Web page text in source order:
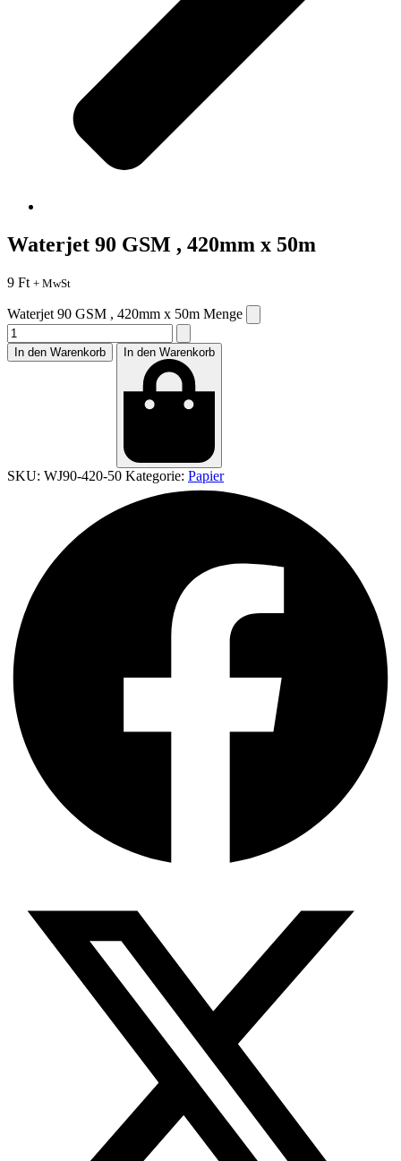
Waterjet 90 GSM , 420mm x 50m
9 Ft + MwSt
Waterjet 90 GSM , 420mm x 50m Menge
In den Warenkorb In den Warenkorb
SKU: WJ90-420-50 Kategorie: Papier